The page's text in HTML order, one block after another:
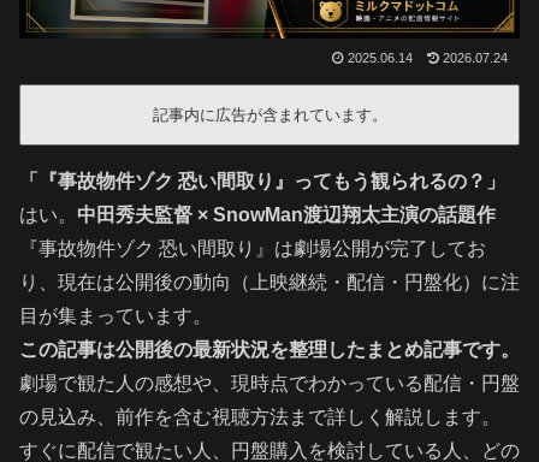
2025.06.14 2026.07.24
記事内に広告が含まれています。
「『事故物件ゾク 恐い間取り』ってもう観られるの？」
はい。 中田秀夫監督 × SnowMan渡辺翔太主演の話題作
『事故物件ゾク 恐い間取り』は劇場公開が完了してお
り、現在は公開後の動向（上映継続・配信・円盤化）に注
目が集まっています。
この記事は公開後の最新状況を整理したまとめ記事です。
劇場で観た人の感想や、現時点でわかっている配信・円盤
の見込み、前作を含む視聴方法まで詳しく解説します。
すぐに配信で観たい人、円盤購入を検討している人、どの